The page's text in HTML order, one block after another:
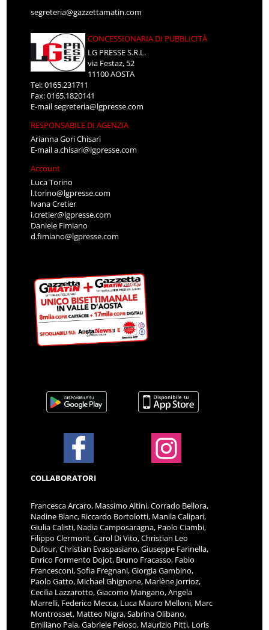
segreteria@gazzettamatin.com
CONCESSIONARIA DI PUBBLICITÀ
LG PRESSE S.R.L.
via Festaz, 52
11100 AOSTA
Tel: 0165.231711
Fax: 0165.1820141
E-mailsegreteria@lgpresse.com
RESPONSABILE DI AGENZIA
Arianna Gori Chisari
E-maila.chisari@lgpresse.com
Account
Luca Torino
l.torino@lgpresse.com
Ivana Cretier
i.cretier@lgpresse.com
Daniele Fimiano
d.fimiano@lgpresse.com
COLLABORATORI
Francesca Arcaro, Massimo Altini, Corrado Bellora,
Nadine Blanc, Riccardo Bortolotti, Manila Calipari,
Giulia Calisti, Nadia Camposaragna, Paolo Ciambi,
Filippo Clermont, Carol Di Vito, Christian Leo
Dufour, Christian Evaspasiano, Giuseppe Farinella,
Enrico Formento Dojot, Bruno Fracasso, Fabio
Francesconi, Sofia Fregnani, Giorgia Gambino,
Paolo Gatto, Michael Ghignone, Marlène Jorrioz,
Cecilia Lazzarotto, Giacomo Mangano, Angela
Marrelli, Federico Mecca, Luca Mauro Melloni, Marc
Montrosset, Matteo Nigra, Sabrina Olibano,
Emiliano Pala, Gabriele Peloso, Maurizio Pitti, Loris